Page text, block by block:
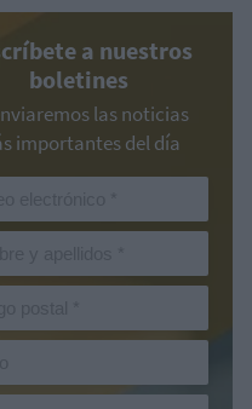
a nuestros
boletines
las noticias
importantes del día